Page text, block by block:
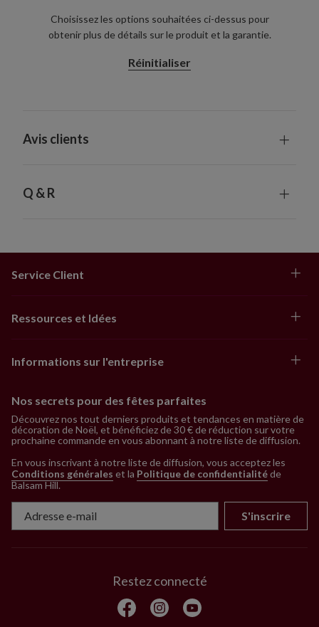
Choisissez les options souhaitées ci-dessus pour
obtenir plus de détails sur le produit et la garantie.
Réinitialiser
Avis clients
Q & R
Service Client
Ressources et Idées
Informations sur l'entreprise
Nos secrets pour des fêtes parfaites
Découvrez nos tout derniers produits et tendances en matière de
décoration de Noël, et bénéficiez de 30 € de réduction sur votre
prochaine commande en vous abonnant à notre liste de diffusion.
En vous inscrivant à notre liste de diffusion, vous acceptez les
Conditions générales et la Politique de confidentialitéde
Balsam Hill.
S'inscrire
Restez connecté